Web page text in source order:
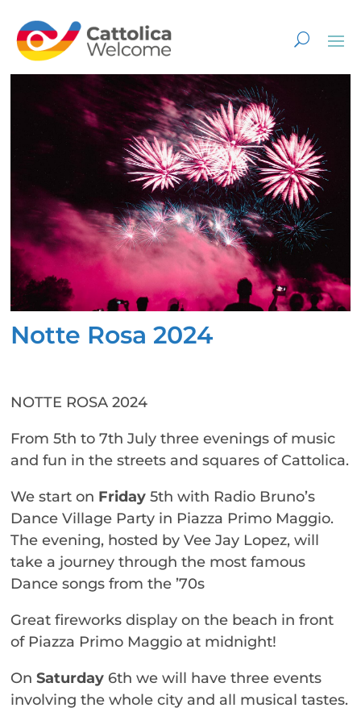
Notte Rosa 2024
NOTTE ROSA 2024
From 5th to 7th July three evenings of music
and fun in the streets and squares of Cattolica.
We start on Friday5th with Radio Bruno’s
Dance Village Party in Piazza Primo Maggio.
The evening, hosted by Vee Jay Lopez, will
take a journey through the most famous
Dance songs from the ’70s
Great fireworks display on the beach in front
of Piazza Primo Maggio at midnight!
OnSaturday 6th we will have three events
involving the whole city and all musical tastes.